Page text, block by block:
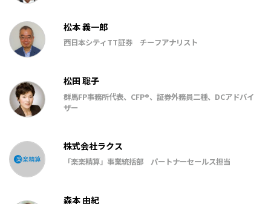
松本 義一郎
西日本シティTT証券 チーフアナリスト
松田 聡子
群馬FP事務所代表、CFP®、証券外務員二種、DCアドバイ
ザー
株式会社ラクス
「楽楽精算」事業統括部 パートナーセールス担当
森本 由紀